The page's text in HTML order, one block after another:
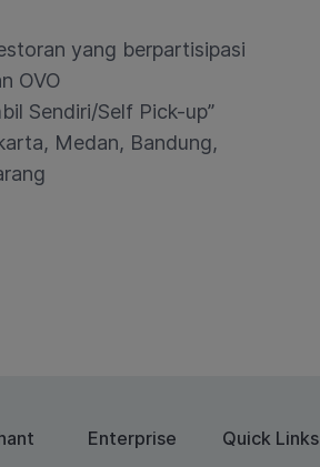
yang berpartisipasi
OVO
Sendiri/Self Pick-up”
Medan, Bandung,
Enterprise Quick Links